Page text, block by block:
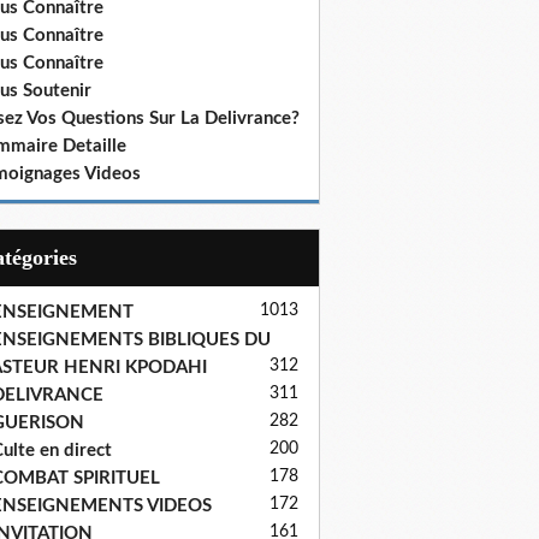
Connaître
Connaître
Connaître
Soutenir
Vos Questions Sur La Delivrance?
Detaille
Videos
1013
BIBLIQUES DU
HENRI KPODAHI
312
311
282
en direct 200
SPIRITUEL 178
VIDEOS 172
161